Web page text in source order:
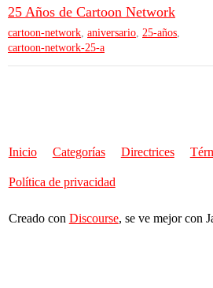
25 Años de Cartoon Network
cartoon-network, aniversario, 25-años,
cartoon-network-25-a
Inicio Categorías Directrices
Política de privacidad
Creado con Discourse, se ve mejor con